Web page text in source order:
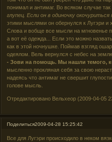
понимал и антимаг. Во всяком случае
глупец. Если он в одиночку
этими мыслями он обернулся к Лугэри и
Слова и вобще все мысли на мгновенье
а вот её одежда... Если это можно
как в этой ночнушке. Поймав взгляд
одеялом. Вель вернулся с небес на
- Зови на помощь. Мы нашли темого,
мысленно прокляная себя за свою
надеясь что антимаг не свершит
голове мысль.
Отредактировано Вельхеор (2009-04-05
Поделиться2009-04-28 15:25:42
Все для Лугэри происходило в неком